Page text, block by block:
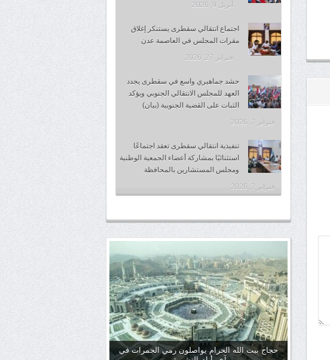
أبريل 9, 2026
اجتماع انتقالي سقطرى يستنكر إغلاق
مقرات المجلس في العاصمة عدن
فبراير 27, 2026
حشد جماهيري واسع في سقطرى يجدد
العهد للمجلس الانتقالي الجنوبي ويؤكد
الثبات على القضية الجنوبية (بيان)
فبراير 7, 2026
تنفيذية انتقالي سقطرى تعقد اجتماعًا
استثنائيًا بمشاركة أعضاء الجمعية الوطنية
ومجلس المستشارين بالمحافظة
فبراير 7, 2026
حجاج بيت الله الحرام يواصلون رمي الجمرات في